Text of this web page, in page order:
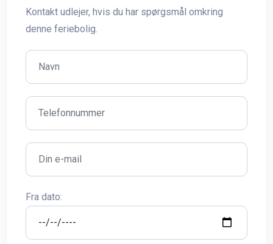
Kontakt udlejer, hvis du har spørgsmål omkring
denne feriebolig.
Fra dato: